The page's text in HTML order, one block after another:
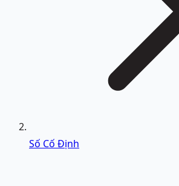
Số Cố Định